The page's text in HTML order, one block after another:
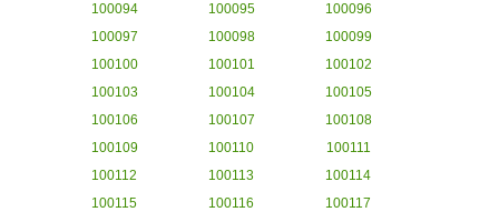
100094
100095
100096
100097
100098
100099
100100
100101
100102
100103
100104
100105
100106
100107
100108
100109
100110
100111
100112
100113
100114
100115
100116
100117